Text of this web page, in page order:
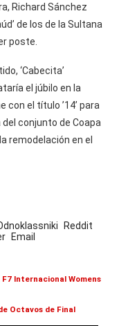
Richard Sánchez
de los de la Sultana
poste.
‘Cabecita’
el júbilo en la
el título ’14’ para
conjunto de Coapa
remodelación en el
Reddit
Email
Internacional Womens
Octavos de Final